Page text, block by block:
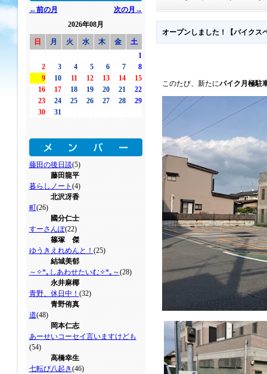
←前の月
次の月→
2026年08月
日 月 火 水 木 金
土
1
2
3 4 5 6 7
8
9
10 11 12 13 14
15
16
17 18 19 20 21
22
23
24 25 26 27 28
29
30
31
藤田の後日談(5)
藤田龍平
暮らしノート (4)
北沢冴香
町(26)
國分仁士
すーさんぽ(22)
篠塚 傑
ゆうきえれめんと！ (25)
結城美郁
～✧*｡しあわせたいむ✧*｡～(28)
永井麻椰
青野、休日中！ (32)
青野侑真
道(48)
岡本仁志
あーせいコーセイ言いますけども
(54)
高橋幸生
七転び八起き(46)
オープンしました！【バイクス
このたび、新たにバイク月極駐